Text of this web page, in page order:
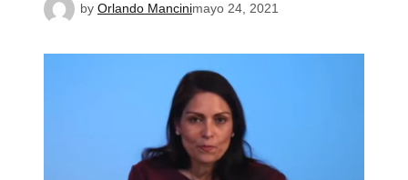
by Orlando Mancinimayo 24, 2021